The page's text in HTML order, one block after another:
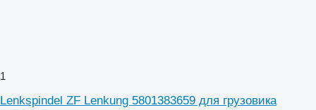
1
Lenkspindel ZF Lenkung 5801383659 для грузовика